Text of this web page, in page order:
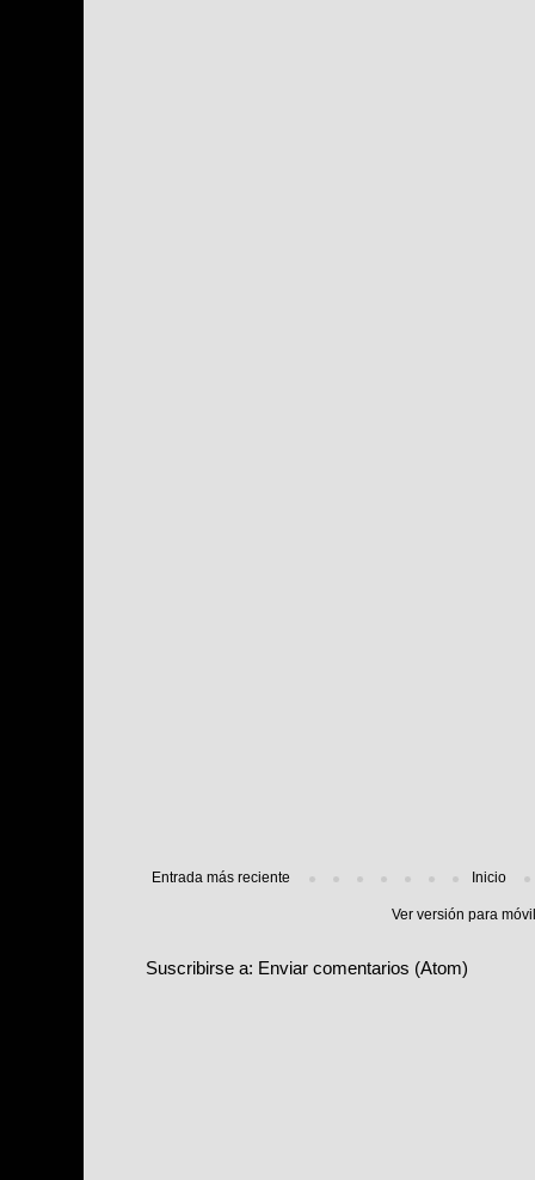
Entrada más reciente Inicio
Ver versión para
Suscribirse a: Enviar comentarios (Atom)